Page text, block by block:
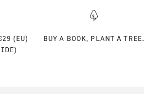
(EU)
BUY A BOOK, PLANT A TREE.